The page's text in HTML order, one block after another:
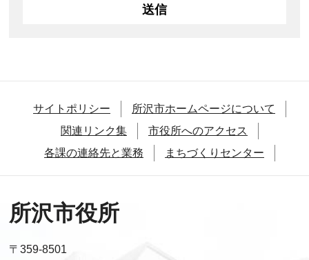
サイトポリシー
所沢市ホームページについて
関連リンク集
市役所へのアクセス
各課の連絡先と業務
まちづくりセンター
所沢市役所
〒359-8501